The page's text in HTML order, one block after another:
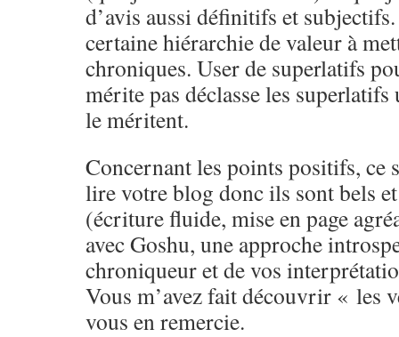
d’avis aussi définitifs et
certaine hiérarchie de valeur à
chroniques. User de superlatifs
mérite pas déclasse les
le méritent.
Concernant les points positifs, ce
lire votre blog donc ils sont bels
(écriture fluide, mise en page
avec Goshu, une approche
chroniqueur et de vos
Vous m’avez fait découvrir « les
vous en remercie.